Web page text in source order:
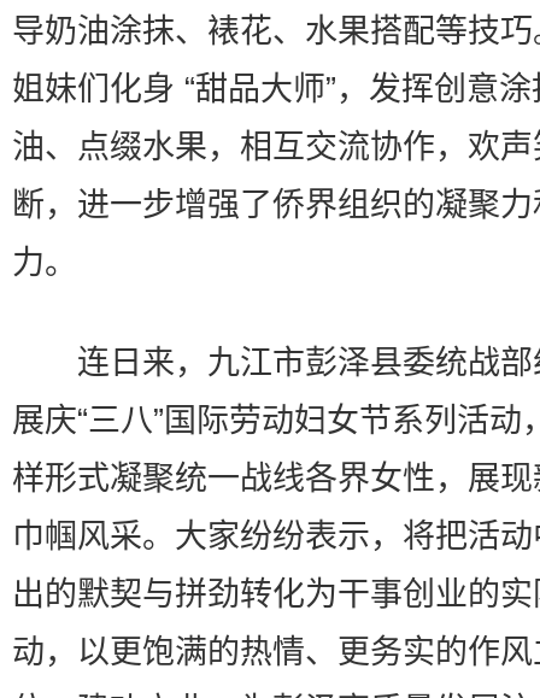
导奶油涂抹、裱花、水果搭配等技
姐妹们化身 “甜品大师”，发挥创意
油、点缀水果，相互交流协作，欢
断，进一步增强了侨界组织的凝聚
力。
连日来，九江市彭泽县委统战部
展庆“三八”国际劳动妇女节系列活动
样形式凝聚统一战线各界女性，展
巾帼风采。大家纷纷表示，将把活
出的默契与拼劲转化为干事创业的
动，以更饱满的热情、更务实的作